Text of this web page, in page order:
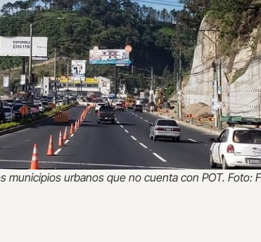
municipios urbanos que no cuenta con POT. Foto: